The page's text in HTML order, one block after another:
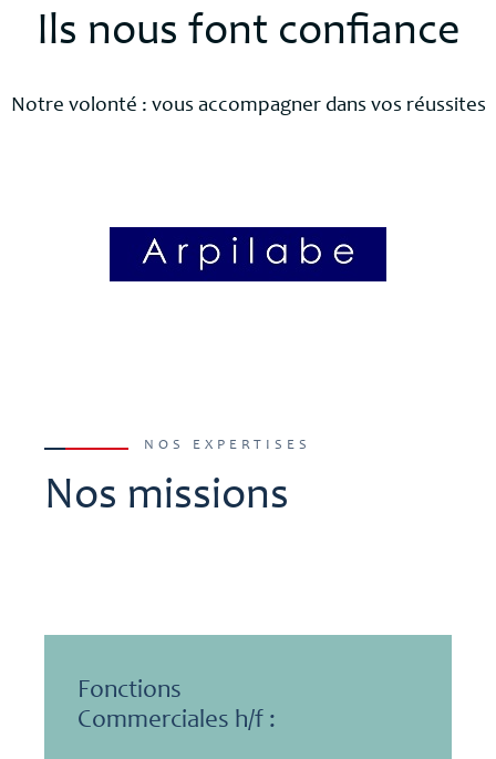
Ils nous font confiance
Notre volonté : vous accompagner dans vos réussites
NOS EXPERTISES
Nos missions
Fonctions
Commerciales h/f :